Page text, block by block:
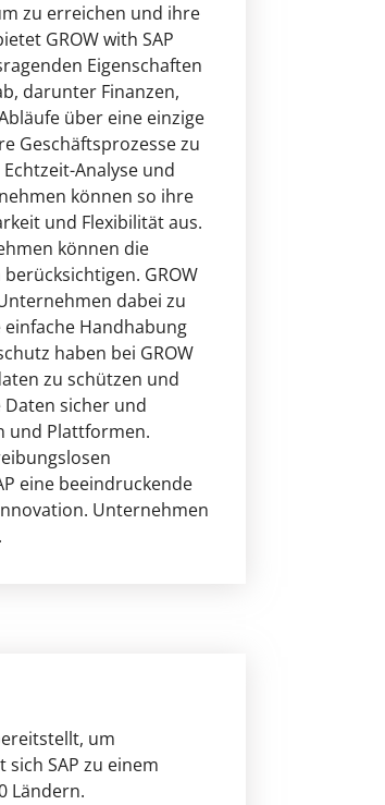
zu erreichen und ihre
GROW with SAP
Eigenschaften
darunter Finanzen,
über eine einzige
Geschäftsprozesse zu
Analyse und
können so ihre
und Flexibilität aus.
können die
GROW
dabei zu
Handhabung
haben bei GROW
zu schützen und
sicher und
und Plattformen.
eine beeindruckende
Unternehmen
um
SAP zu einem
Ländern.